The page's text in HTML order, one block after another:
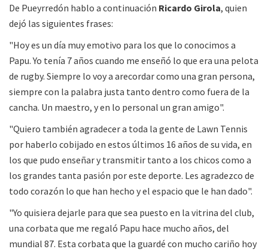
De Pueyrredón hablo a continuación Ricardo Girola, quien
dejó las siguientes frases:
"Hoy es un día muy emotivo para los que lo conocimos a
Papu. Yo tenía 7 años cuando me enseñó lo que era una pelota
de rugby. Siempre lo voy a arecordar como una gran persona,
siempre con la palabra justa tanto dentro como fuera de la
cancha. Un maestro, y en lo personal un gran amigo".
"Quiero también agradecer a toda la gente de Lawn Tennis
por haberlo cobijado en estos últimos 16 años de su vida, en
los que pudo enseñar y transmitir tanto a los chicos como a
los grandes tanta pasión por este deporte. Les agradezco de
todo corazón lo que han hecho y el espacio que le han dado".
"Yo quisiera dejarle para que sea puesto en la vitrina del club,
una corbata que me regaló Papu hace mucho años, del
mundial 87. Esta corbata que la guardé con mucho cariño hoy